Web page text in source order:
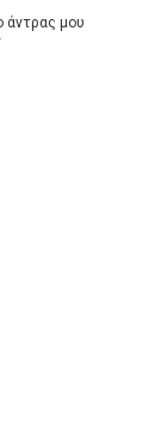
άντρας μου